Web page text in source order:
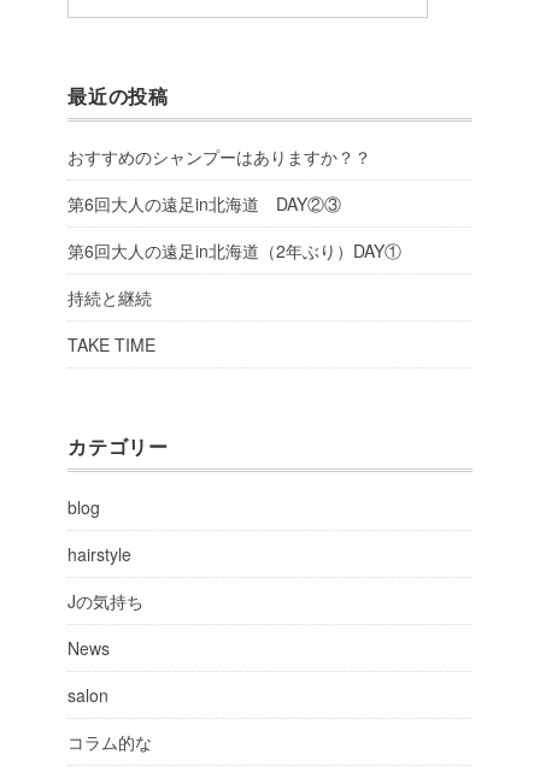
最近の投稿
おすすめのシャンプーはありますか？？
第6回大人の遠足in北海道 DAY②③
第6回大人の遠足in北海道（2年ぶり）DAY①
持続と継続
TAKE TIME
カテゴリー
blog
hairstyle
Jの気持ち
News
salon
コラム的な